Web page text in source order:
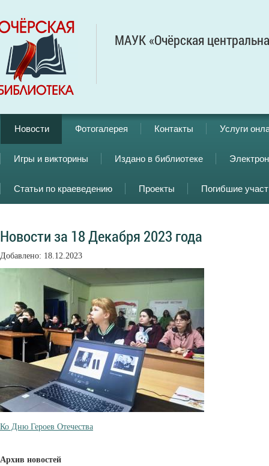
МАУК «Очёрская
Новости Фотогалерея Контакты Услуги
Игры и викторины Издано в библиотеке
Статьи по краеведению Проекты Погибшие
Новости за 18 Декабря 2023 года
Добавлено: 18.12.2023
Ко Дню Героев Отечества
Архив новостей